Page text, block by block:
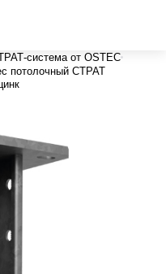
система от OSTEC
потолочный СТРАТ